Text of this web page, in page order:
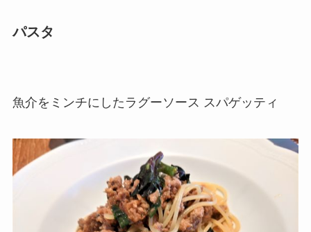
パスタ
魚介をミンチにしたラグーソース スパゲッティ